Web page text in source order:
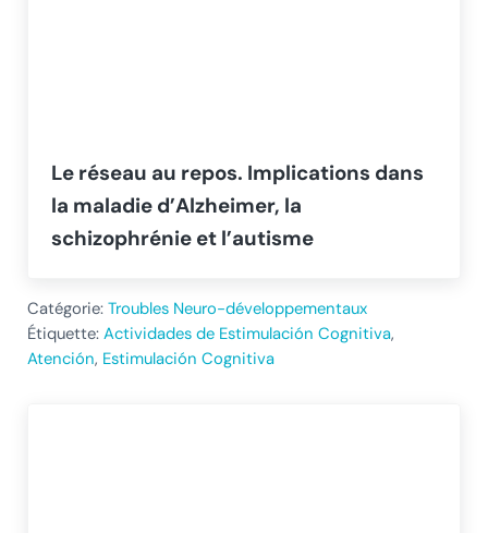
Le réseau au repos. Implications dans
la maladie d’Alzheimer, la
schizophrénie et l’autisme
Catégorie: Troubles Neuro-développementaux
Étiquette: Actividades de Estimulación Cognitiva,
Atención, Estimulación Cognitiva